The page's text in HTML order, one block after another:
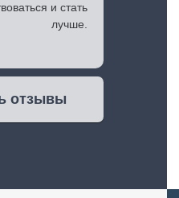
и стать
лучше.
отзывы